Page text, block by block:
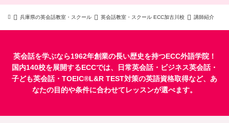
兵庫県の英会話教室・スクール 英会話教室・スクール ECC加古川校 講師紹介
英会話を学ぶなら1962年創業の長い歴史を持つECC外語学院！
国内140校を展開するECCでは、
日常英会話・ ビジネス英会話・
子ども英会話・ TOEIC®L&R TEST対策の英語資格取得など、あ
なたの目的や条件に合わせてレッスンが選べます。